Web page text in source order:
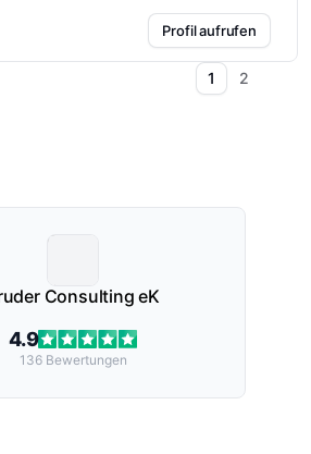
Profil aufrufen
1 2
Consulting eK
4.9
136 Bewertungen